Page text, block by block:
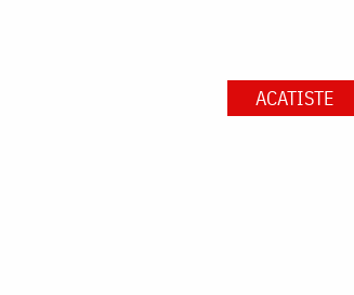
ACATISTE